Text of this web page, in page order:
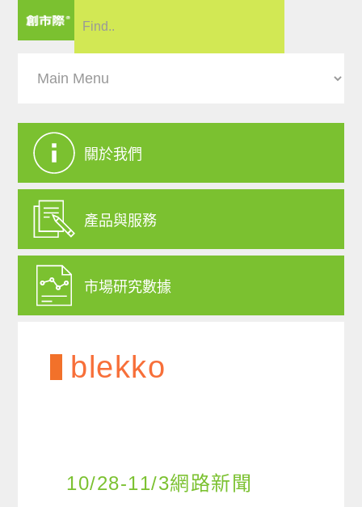
關於我們
產品與服務
市場研究數據
blekko
10/28-11/3網路新聞